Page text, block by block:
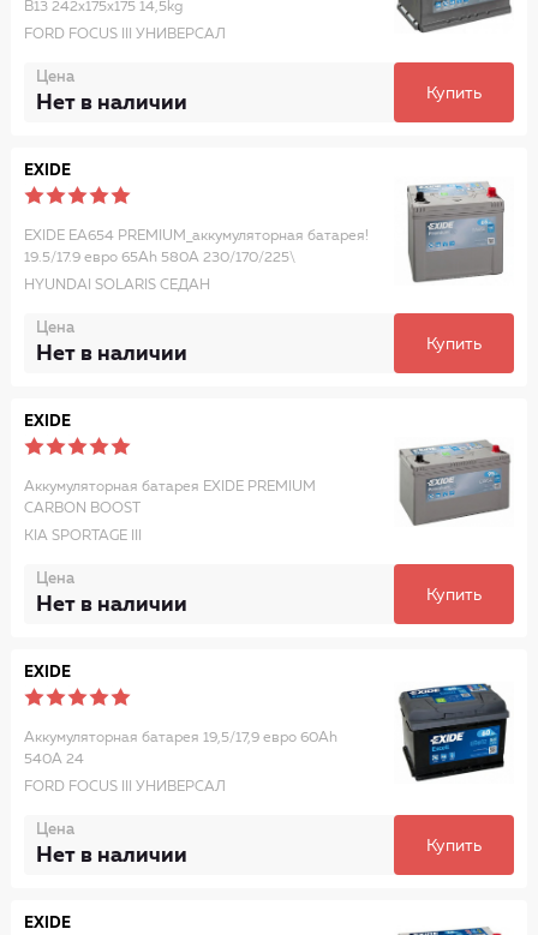
B13 242x175x175 14,5kg
FORD FOCUS III УНИВЕРСАЛ
Цена
Нет в наличии Купить
EXIDE
EXIDE EA654 PREMIUM_аккумуляторная батарея!
19.5/17.9 евро 65Ah 580A 230/170/225\
HYUNDAI SOLARIS СЕДАН
Цена
Нет в наличии Купить
EXIDE
Аккумуляторная батарея EXIDE PREMIUM
CARBON BOOST
KIA SPORTAGE III
Цена
Нет в наличии Купить
EXIDE
Аккумуляторная батарея 19,5/17,9 евро 60Ah
540A 24
FORD FOCUS III УНИВЕРСАЛ
Цена
Нет в наличии Купить
EXIDE